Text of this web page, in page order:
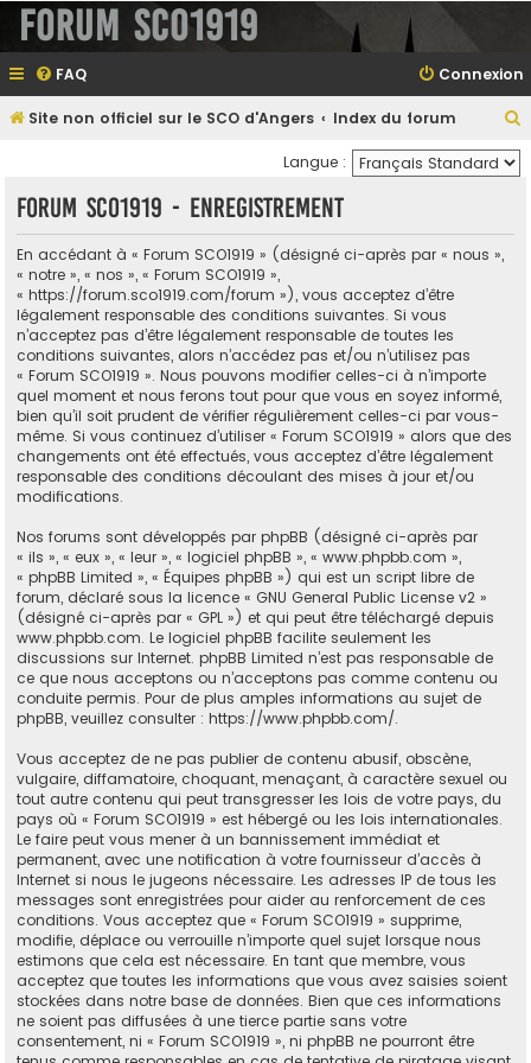
Forum SCO1919
FAQ Connexion
Site non officiel sur le SCO d'Angers Index du forum
Langue :
Forum SCO1919 - Enregistrement
En accédant à « Forum SCO1919 » (désigné ci-après par « nous »,
« notre », « nos », « Forum SCO1919 »,
« https://forum.sco1919.com/forum »), vous acceptez d’être
légalement responsable des conditions suivantes. Si vous
n’acceptez pas d’être légalement responsable de toutes les
conditions suivantes, alors n’accédez pas et/ou n’utilisez pas
« Forum SCO1919 ». Nous pouvons modifier celles-ci à n’importe
quel moment et nous ferons tout pour que vous en soyez informé,
bien qu’il soit prudent de vérifier régulièrement celles-ci par vous-
même. Si vous continuez d’utiliser « Forum SCO1919 » alors que des
changements ont été effectués, vous acceptez d’être légalement
responsable des conditions découlant des mises à jour et/ou
modifications.
Nos forums sont développés par phpBB (désigné ci-après par
« ils », « eux », « leur », « logiciel phpBB », « www.phpbb.com »,
« phpBB Limited », « Équipes phpBB ») qui est un script libre de
forum, déclaré sous la licence « GNU General Public License v2 »
(désigné ci-après par « GPL ») et qui peut être téléchargé depuis
www.phpbb.com. Le logiciel phpBB facilite seulement les
discussions sur Internet. phpBB Limited n’est pas responsable de
ce que nous acceptons ou n’acceptons pas comme contenu ou
conduite permis. Pour de plus amples informations au sujet de
phpBB, veuillez consulter : https://www.phpbb.com/.
Vous acceptez de ne pas publier de contenu abusif, obscène,
vulgaire, diffamatoire, choquant, menaçant, à caractère sexuel ou
tout autre contenu qui peut transgresser les lois de votre pays, du
pays où « Forum SCO1919 » est hébergé ou les lois internationales.
Le faire peut vous mener à un bannissement immédiat et
permanent, avec une notification à votre fournisseur d’accès à
Internet si nous le jugeons nécessaire. Les adresses IP de tous les
messages sont enregistrées pour aider au renforcement de ces
conditions. Vous acceptez que « Forum SCO1919 » supprime,
modifie, déplace ou verrouille n’importe quel sujet lorsque nous
estimons que cela est nécessaire. En tant que membre, vous
acceptez que toutes les informations que vous avez saisies soient
stockées dans notre base de données. Bien que ces informations
ne soient pas diffusées à une tierce partie sans votre
consentement, ni « Forum SCO1919 », ni phpBB ne pourront être